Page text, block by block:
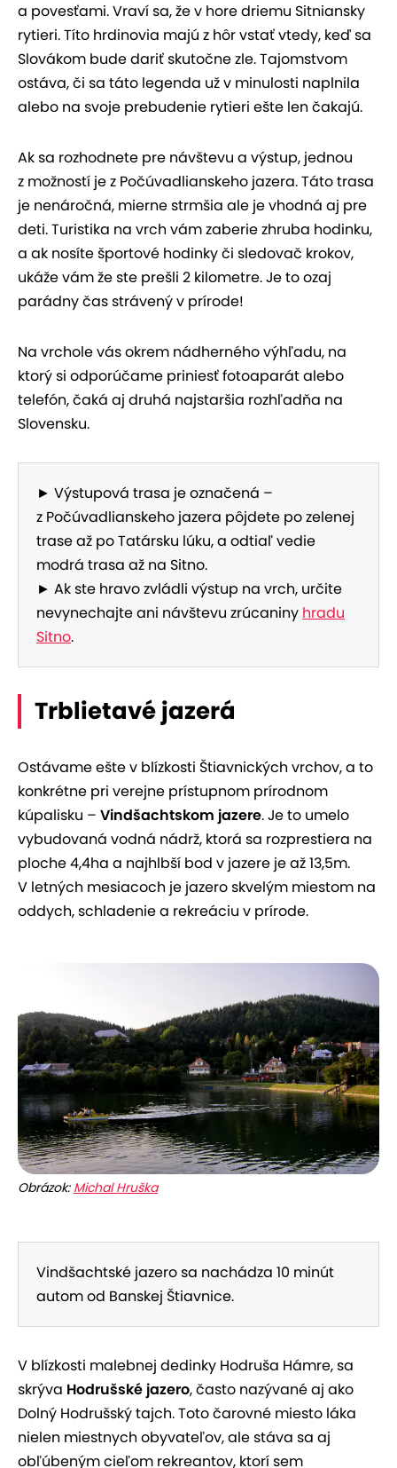
a povesťami. Vraví sa, že v hore driemu Sitniansky
rytieri. Títo hrdinovia majú z hôr vstať vtedy, keď sa
Slovákom bude dariť skutočne zle. Tajomstvom
ostáva, či sa táto legenda už v minulosti naplnila
alebo na svoje prebudenie rytieri ešte len čakajú.
Ak sa rozhodnete pre návštevu a výstup, jednou
z možností je z Počúvadlianskeho jazera. Táto trasa
je nenáročná, mierne strmšia ale je vhodná aj pre
deti. Turistika na vrch vám zaberie zhruba hodinku,
a ak nosíte športové hodinky či sledovač krokov,
ukáže vám že ste prešli 2 kilometre. Je to ozaj
parádny čas strávený v prírode!
Na vrchole vás okrem nádherného výhľadu, na
ktorý si odporúčame priniesť fotoaparát alebo
telefón, čaká aj druhá najstaršia rozhľadňa na
Slovensku.
► Výstupová trasa je označená –
z Počúvadlianskeho jazera pôjdete po zelenej
trase až po Tatársku lúku, a odtiaľ vedie
modrá trasa až na Sitno.
► Ak ste hravo zvládli výstup na vrch, určite
nevynechajte ani návštevu zrúcaniny hradu
Sitno.
Trblietavé jazerá
Ostávame ešte v blízkosti Štiavnických vrchov, a to
konkrétne pri verejne prístupnom prírodnom
kúpalisku – Vindšachtskom jazere. Je to umelo
vybudovaná vodná nádrž, ktorá sa rozprestiera na
ploche 4,4ha a najhlbší bod v jazere je až 13,5m.
V letných mesiacoch je jazero skvelým miestom na
oddych, schladenie a rekreáciu v prírode.
Obrázok: Michal Hruška
Vindšachtské jazero sa nachádza 10 minút
autom od Banskej Štiavnice.
V blízkosti malebnej dedinky Hodruša Hámre, sa
skrýva Hodrušské jazero, často nazývané aj ako
Dolný Hodrušský tajch. Toto čarovné miesto láka
nielen miestnych obyvateľov, ale stáva sa aj
obľúbeným cieľom rekreantov, ktorí sem